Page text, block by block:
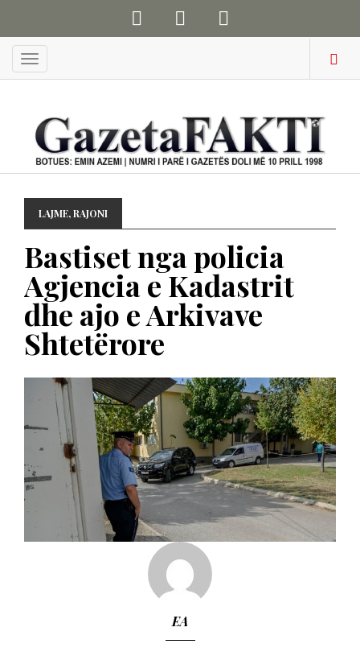
Menu
LAJME,RAJONI
Bastiset nga policia
Agjencia e Kadastrit
dhe ajo e Arkivave
Shtetërore
EA